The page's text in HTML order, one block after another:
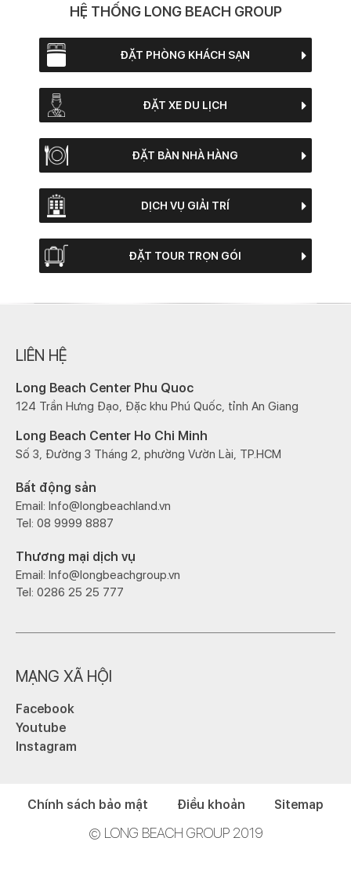
HỆ THỐNG LONG BEACH GROUP
ĐẶT PHÒNG KHÁCH SẠN
ĐẶT XE DU LỊCH
ĐẶT BÀN NHÀ HÀNG
DỊCH VỤ GIẢI TRÍ
ĐẶT TOUR TRỌN GÓI
LIÊN HỆ
Long Beach Center Phu Quoc
124 Trần Hưng Đạo, Đặc khu Phú Quốc, tỉnh An Giang
Long Beach Center Ho Chi Minh
Số 3, Đường 3 Tháng 2, phường Vườn Lài, TP.HCM
Bất động sản
Email: Info@longbeachland.vn
Tel: 08 9999 8887
Thương mại dịch vụ
Email: Info@longbeachgroup.vn
Tel: 0286 25 25 777
MẠNG XÃ HỘI
Facebook
Youtube
Instagram
© LONG BEACH GROUP 2019
Chính sách bảo mật Điều khoản Sitemap